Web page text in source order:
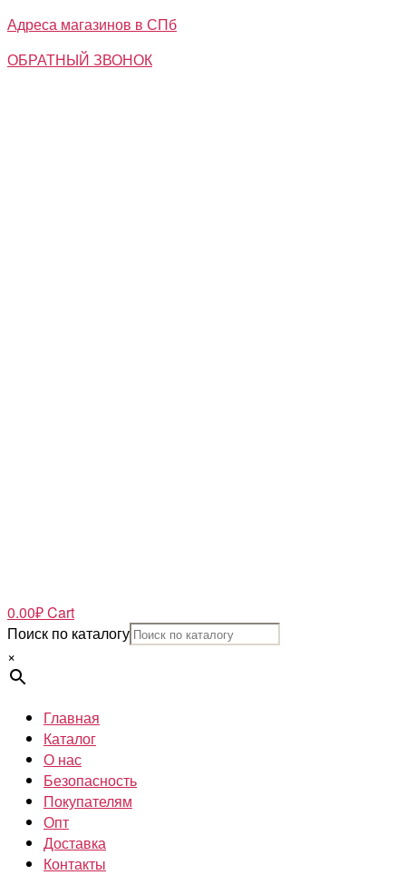
Адреса магазинов в СПб
ОБРАТНЫЙ ЗВОНОК
0.00₽Cart
Поиск по каталогу
×
Главная
Каталог
О нас
Безопасность
Покупателям
Опт
Доставка
Контакты